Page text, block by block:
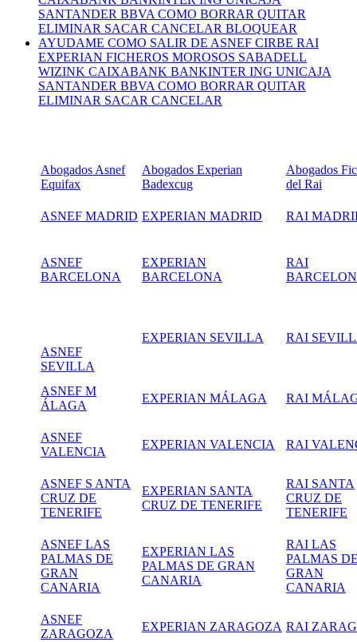
SANTANDER BBVA COMO BORRAR QUITAR
ELIMINAR SACAR CANCELAR BLOQUEAR
AYUDAME COMO SALIR DE ASNEF CIRBE RAI
EXPERIAN FICHEROS MOROSOS SABADELL
WIZINK CAIXABANK BANKINTER ING UNICAJA
SANTANDER BBVA COMO BORRAR QUITAR
ELIMINAR SACAR CANCELAR
Abogados Asnef
Equifax
Abogados Experian
Badexcug
Abogados
del Rai
ASNEF MADRID EXPERIAN MADRID RAI
ASNEF
BARCELONA
EXPERIAN
BARCELONA
RAI
ASNEF
SEVILLA
EXPERIAN SEVILLA RAI
ASNEF M
ÁLAGA
EXPERIAN MÁLAGA RAI
ASNEF
VALENCIA
EXPERIAN VALENCIA RAI
ASNEF S ANTA
CRUZ DE
TENERIFE
EXPERIAN SANTA
CRUZ DE TENERIFE
RAI SANTA
CRUZ DE
TENERIFE
ASNEF LAS
PALMAS DE
GRAN
CANARIA
EXPERIAN LAS
PALMAS DE GRAN
CANARIA
RAI LAS
PALMAS
GRAN
CANARIA
ASNEF
ZARAGOZA
EXPERIAN ZARAGOZA RAI